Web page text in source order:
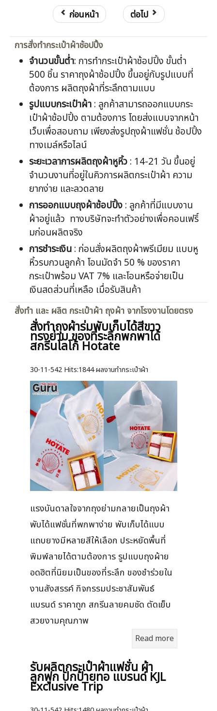
ก่อนหน้า ต่อไป
การสั่งทำกระเป๋าผ้าช้อปปิ้ง
จำนวนขั้นต่ำ: การทำกระเป๋าผ้าช้อปปิ้ง ขั้นต่ำ
500 ชิ้น ราคาถุงผ้าช้อปปิ้ง ขึ้นอยู่กับรูปแบบที่
ต้องการ ผลิตถุงผ้าที่ระลึกตามแบบ
รูปแบบกระเป๋าผ้า : ลูกค้าสามารถออกแบบกระ
เป๋าผ้าช้อปปิ้ง ตามต้องการ โดยส่งแบบจากหน้า
เว็บเพื่อสอบถาม เพียงส่งรูปถุงผ้าแฟชั่น ช้อปปิ้ง
ทางเมล์หรือไลน์
ระยะเวลาการผลิตถุงผ้าหูหิ้ว : 14-21 วัน ขึ้นอยู่
จำนวนงานที่อยู่ในคิวการผลิตกระเป๋าผ้า ความ
ยากง่าย และลวดลาย
การออกแบบถุงผ้าช้อปปิ้ง : ลูกค้าที่มีแบบงาน
ผ้าอยู่แล้ว ทางบริษัทจะทำตัวอย่างเพื่อคอนเฟริ์
มก่อนผลิตจริง
การชำระเงิน : ก่อนสั่งผลิตถุงผ้าพรีเมียม แบบหู
หิ้วรบกวนลูกค้า โอนมัดจำ 50 % ของราคา
กระเป๋าพร้อม VAT 7% และโอนหรือจ่ายเป็น
เงินสดส่วนที่เหลือ เมื่อรับสินค้า
สั่งทำ และ ผลิต กระเป๋าผ้า ถุงผ้า จากโรงงานโดยตรง
สั่งทำถุงผ้าร่มพับเก็บได้สีขาว
ทรงย่าม ของที่ระลึกพกพาได้
สกรีนโลโก้ Hotate
30-11-542 Hits:1844 ผลงานทำกระเป๋าผ้า
แรงบันดาลใจจากถุงย่ามกลายเป็นถุงผ้า
พับได้แฟชั่นที่พกพาง่าย พับเก็บได้แบบ
แถบยางมีหลายสีให้เลือก ประหยัดพื้นที่
พิมพ์ลายได้ตามต้องการ รูปแบบถุงผ้าย
อดฮิตที่นิยมเป็นของที่ระลึก ของชำร่วยใน
งานสังสรรค์ กิจกรรมประชาสัมพันธ์
แบรนด์ ราคาถูก สกรีนลายคมชัด ตัดเย็บ
สวยงามคุณภาพ
Read more
รับผลิตกระเป๋าผ้าแฟชั่น ผ้า
ลูกฟูก ปักป้ายทอ แบรนด์ KJL
Exclusive Trip